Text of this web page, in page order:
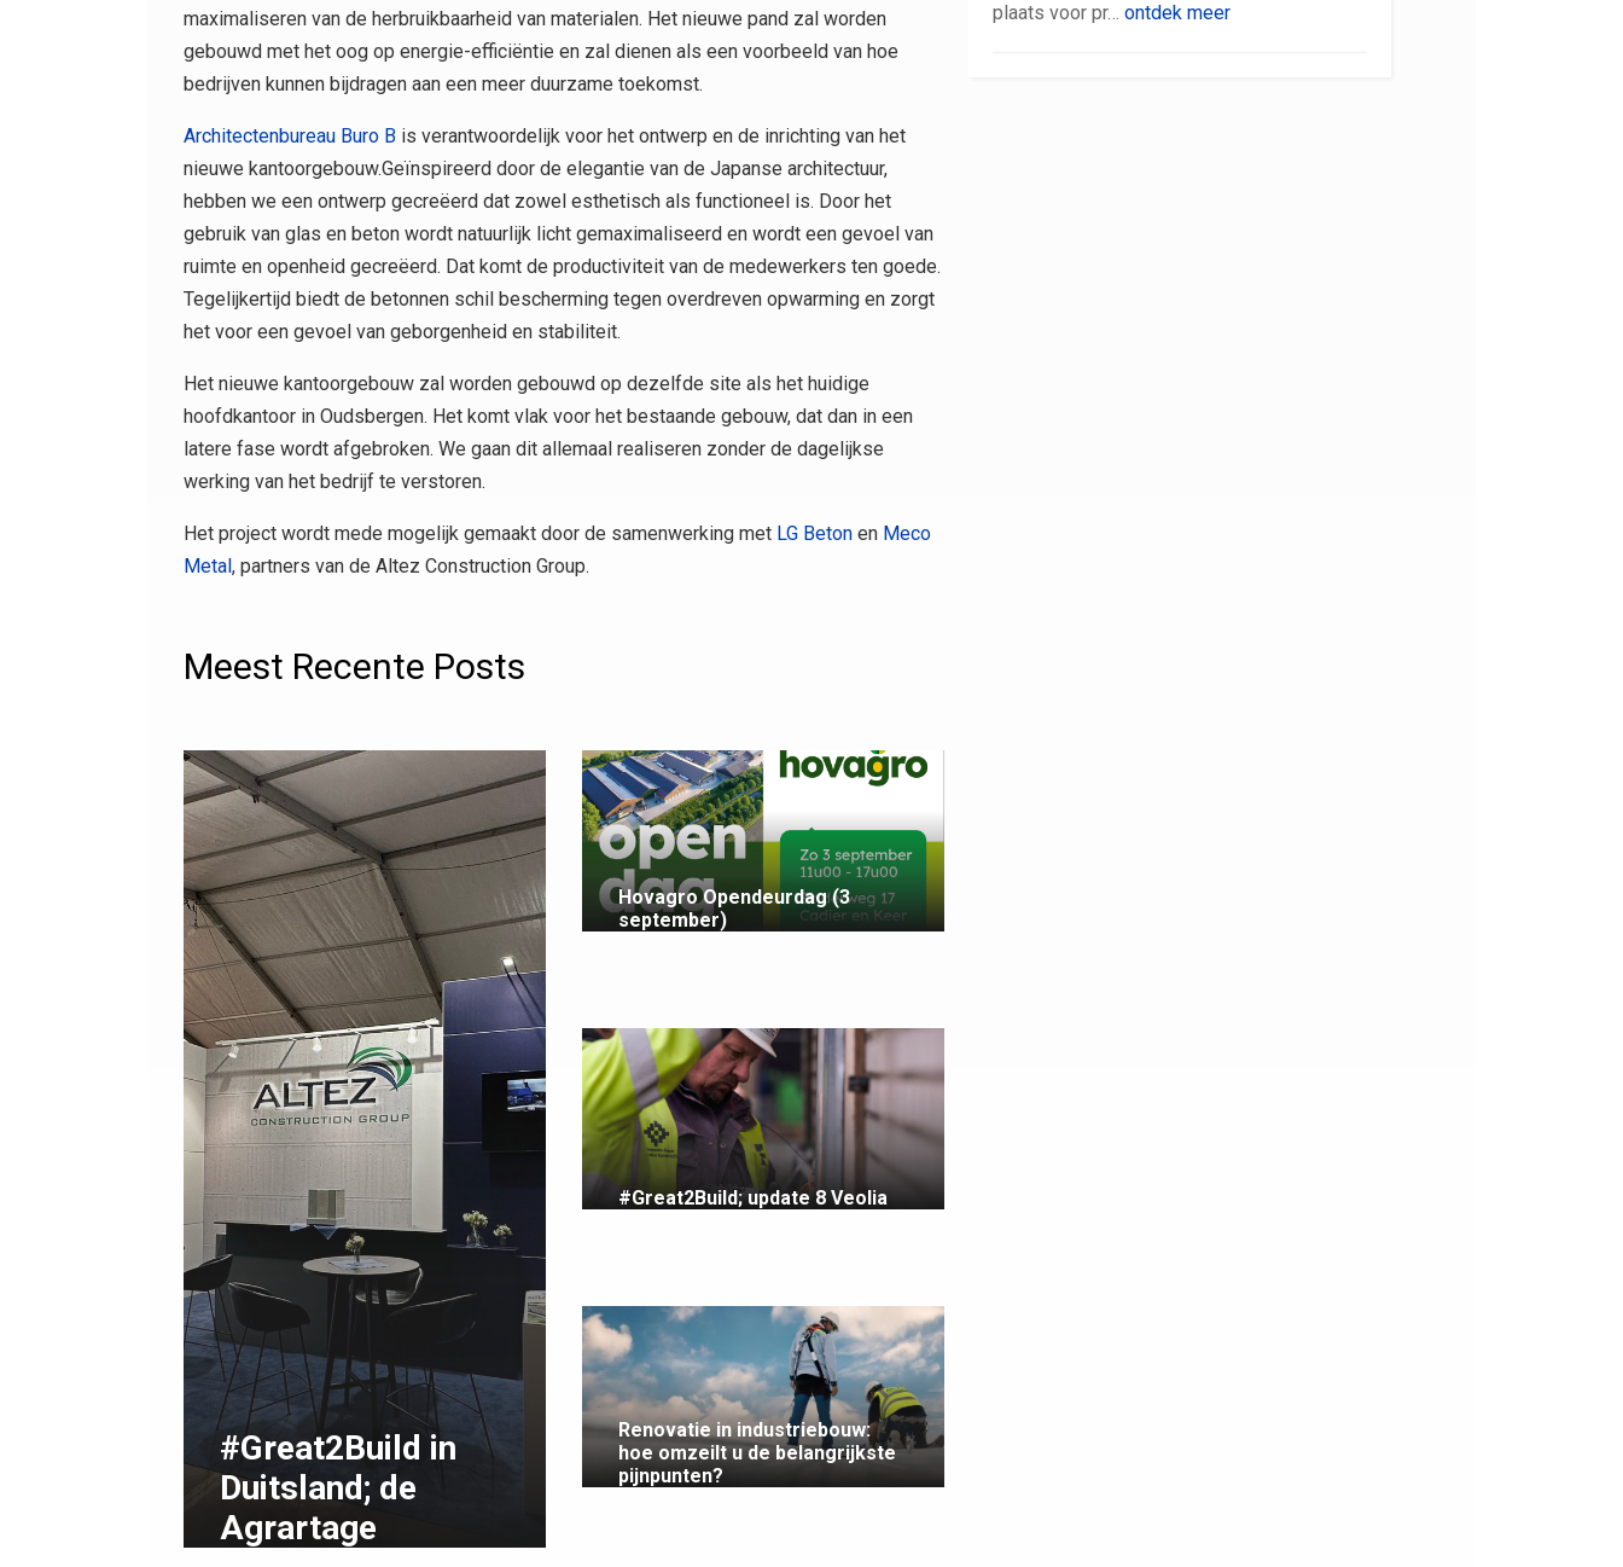
maximaliseren van de herbruikbaarheid van materialen. Het nieuwe pand zal worden
gebouwd met het oog op energie-efficiëntie en zal dienen als een voorbeeld van hoe
bedrijven kunnen bijdragen aan een meer duurzame toekomst.
Architectenbureau Buro B is verantwoordelijk voor het ontwerp en de inrichting van het
nieuwe kantoorgebouw.Geïnspireerd door de elegantie van de Japanse architectuur,
hebben we een ontwerp gecreëerd dat zowel esthetisch als functioneel is. Door het
gebruik van glas en beton wordt natuurlijk licht gemaximaliseerd en wordt een gevoel van
ruimte en openheid gecreëerd. Dat komt de productiviteit van de medewerkers ten goede.
Tegelijkertijd biedt de betonnen schil bescherming tegen overdreven opwarming en zorgt
het voor een gevoel van geborgenheid en stabiliteit.
Het nieuwe kantoorgebouw zal worden gebouwd op dezelfde site als het huidige
hoofdkantoor in Oudsbergen. Het komt vlak voor het bestaande gebouw, dat dan in een
latere fase wordt afgebroken. We gaan dit allemaal realiseren zonder de dagelijkse
werking van het bedrijf te verstoren.
Het project wordt mede mogelijk gemaakt door de samenwerking met LG Beton en Meco
Metal, partners van de Altez Construction Group.
Meest Recente Posts
#Great2Build in
Duitsland; de
Agrartage
Hovagro Opendeurdag (3
september)
#Great2Build; update 8 Veolia
Renovatie in industriebouw:
hoe omzeilt u de belangrijkste
pijnpunten?
plaats voor pr… ontdek meer